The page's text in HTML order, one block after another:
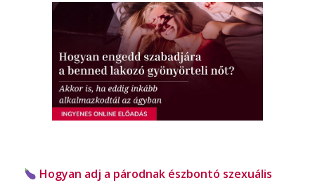
Hogyan adj a párodnak észbontó szexuális